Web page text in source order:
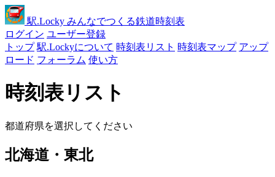
駅.Locky みんなでつくる鉄道時刻表
ログイン ユーザー登録
トップ 駅.Lockyについて 時刻表リスト 時刻表マップ アップ
ロード フォーラム 使い方
時刻表リスト
都道府県を選択してください
北海道・東北